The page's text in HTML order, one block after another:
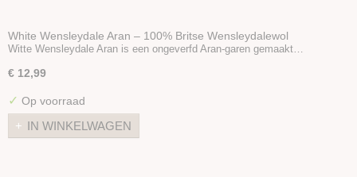
White Wensleydale Aran – 100% Britse Wensleydalewol
Witte Wensleydale Aran is een ongeverfd Aran-garen gemaakt…
€ 12,99
✓ Op voorraad
IN WINKELWAGEN